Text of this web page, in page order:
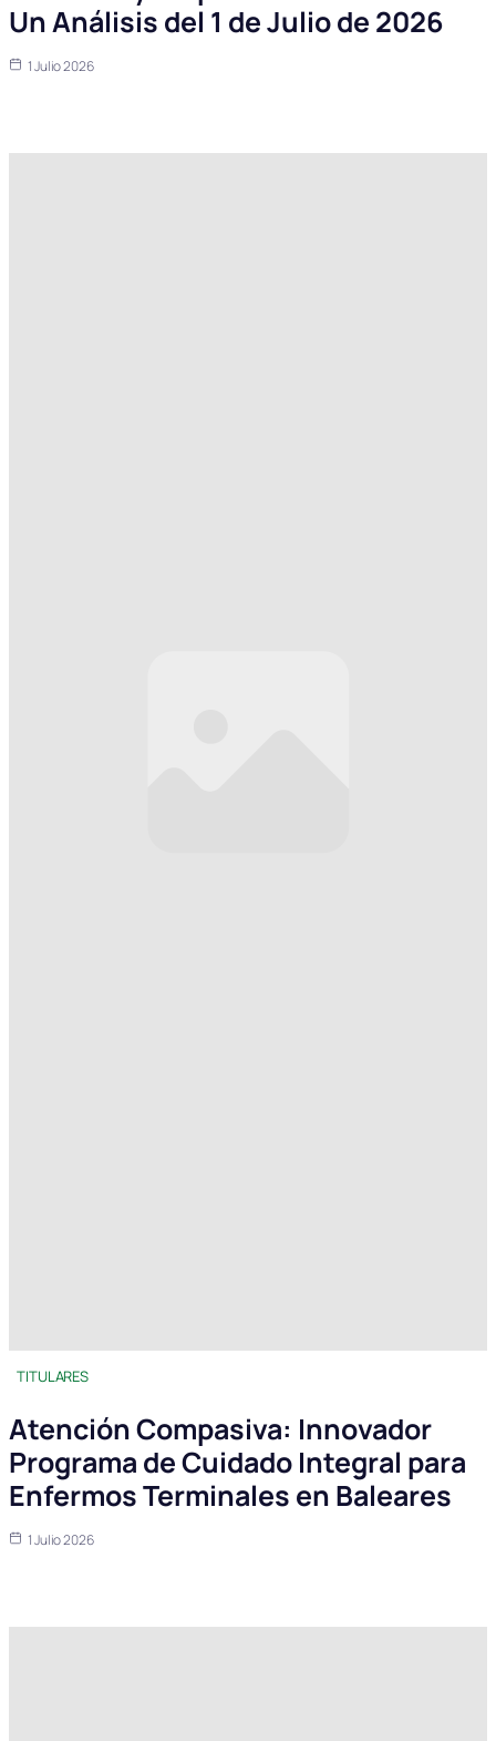
Un Análisis del 1 de Julio de 2026
1 Julio 2026
TITULARES
Atención Compasiva: Innovador
Programa de Cuidado Integral para
Enfermos Terminales en Baleares
1 Julio 2026